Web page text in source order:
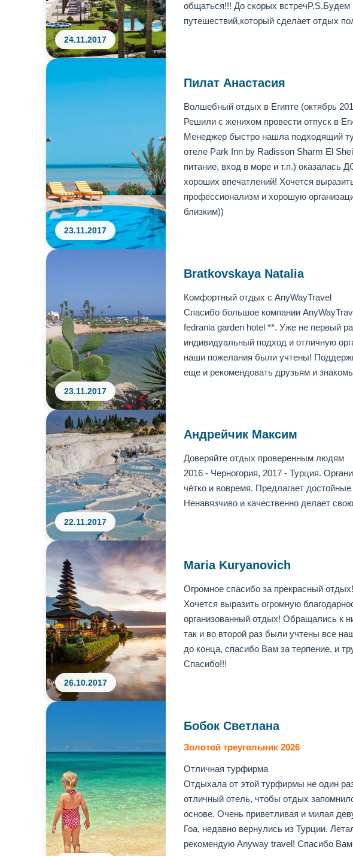
24.11.2017
общаться!!! До скорых
путешествий,который сделает отдых
23.11.2017
Пилат Анастасия
Волшебный отдых в Египте (октябрь
Решили с женихом провести отпуск в
Менеджер быстро нашла подходящий
отеле Park Inn by Radisson Sharm El
питание, вход в море и т.п.)
хороших впечатлений! Хочется
профессионализм и хорошую
близким))
23.11.2017
Bratkovskaya Natalia
Комфортный отдых с AnyWayTravel
Спасибо большое компании
fedrania garden hotel **. Уже не первый
индивидуальный подход и отличную
наши пожелания были учтены!
еще и рекомендовать друзьям и
22.11.2017
Андрейчик Максим
Доверяйте отдых проверенным людям
2016 - Черногория, 2017 - Турция.
чётко и вовремя. Предлагает
Ненавязчиво и качественно делает
26.10.2017
Maria Kuryanovich
Огромное спасибо за прекрасный отдых!
Хочется выразить огромную
организованный отдых! Обращались к
так и во второй раз были учтены все
до конца, спасибо Вам за терпение, и
Спасибо!!!
Бобок Светлана
Золотой треугольник 2026
Отличная турфирма
Отдыхала от этой турфирмы не один
отличный отель, чтобы отдых
основе. Очень приветливая и милая
Гоа, недавно вернулись из Турции.
рекомендую Anyway travel! Спасибо